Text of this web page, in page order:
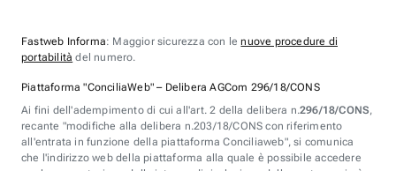
Fastweb Informa: Maggior sicurezza con lenuove procedure di
portabilità del numero.
Piattaforma "ConciliaWeb" – Delibera AGCom 296/18/CONS
Ai fini dell'adempimento di cui all'art. 2 della delibera n.296/18/CONS,
recante "modifiche alla delibera n.203/18/CONS con riferimento
all'entrata in funzione della piattaforma Conciliaweb", si comunica
che l'indirizzo web della piattaforma alla quale è possibile accedere